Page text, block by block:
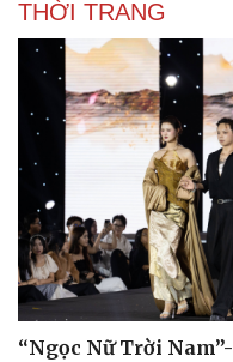
THỜI TRANG
“Ngọc Nữ Trời